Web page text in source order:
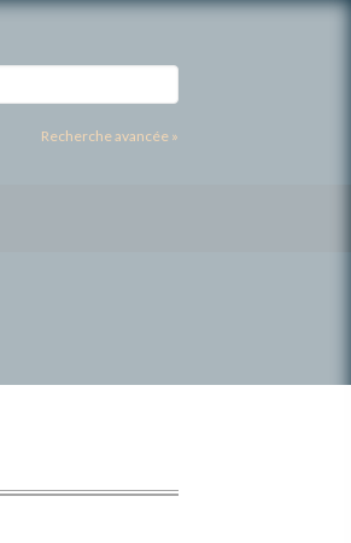
Recherche avancée »